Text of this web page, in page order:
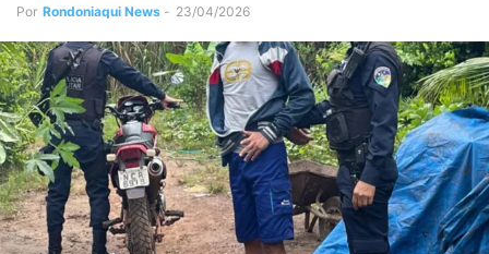
Por Rondoniaqui News - 23/04/2026